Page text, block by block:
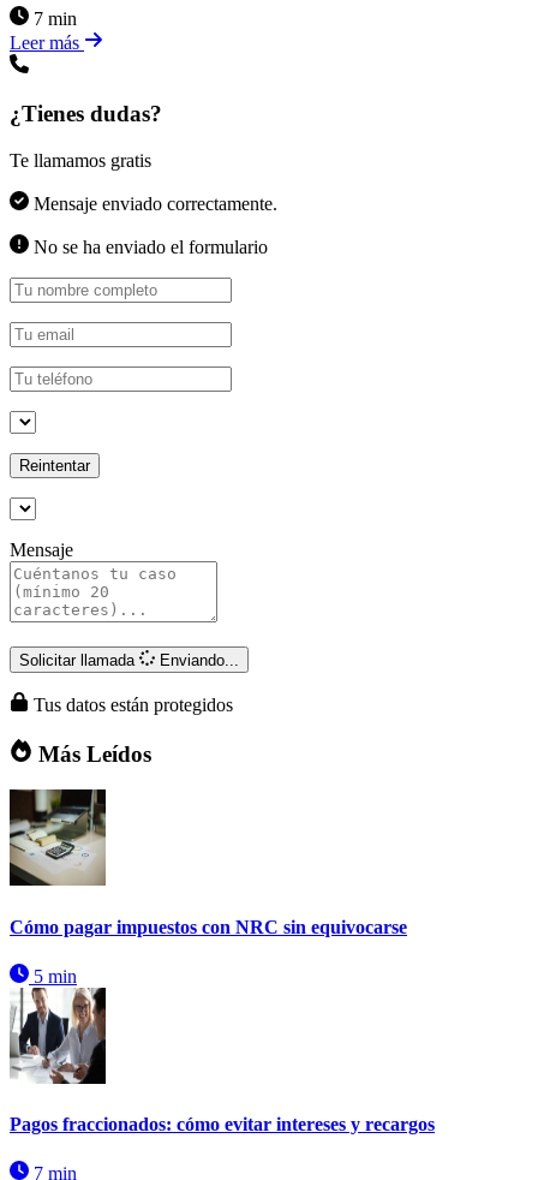
7 min
Leer más
¿Tienes dudas?
Te llamamos gratis
Mensaje enviado correctamente.
No se ha enviado el formulario
Reintentar
Mensaje
Solicitar llamada Enviando...
Tus datos están protegidos
Más Leídos
Cómo pagar impuestos con NRC sin equivocarse
5 min
Pagos fraccionados: cómo evitar intereses y recargos
7 min